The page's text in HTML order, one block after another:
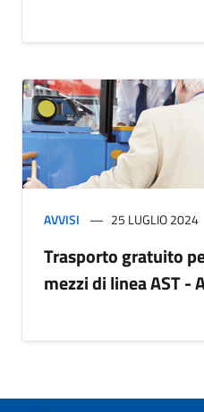
AVVISI 25 LUGLIO 2024
Trasporto gratuito
mezzi di linea AST -